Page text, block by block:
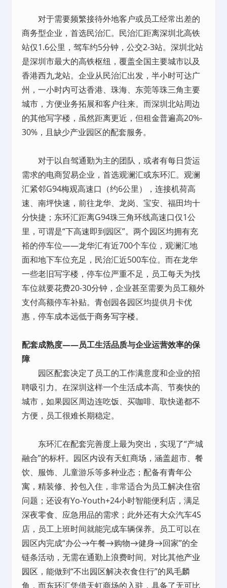
对于需要频繁接待外地客户或员工经常出差的
商务型企业，首选民治汇。民治汇距离深圳北高铁
站仅1.6公里，驾车约5分钟，公交2-3站。深圳北站
是深圳市最大的高铁枢纽，覆盖全国主要城市以及
香港西九龙站。企业从民治汇出发，半小时可达广
州，一小时内可达香港、珠海、东莞等珠三角主要
城市，方便业务拓展和客户往来。而深圳北站周边
的其他写字楼，虽然距离更近，但租金普遍高20%-
30%，且缺少产业园区的配套服务。
对于以自驾通勤为主的团队，或者有每日货运
需求的电商贸易企业，首选观澜汇或东环汇。观澜
汇紧邻G94梅观高速口（约6公里），连接机荷高
速、南坪快速，前往龙华、龙岗、宝安、福田均十
分快捷；东环汇距离G94珠三角环线高速口仅1公
里，可谓是“下高速即到园区”。两个园区均拥有充
裕的停车位——龙华汇有近700个车位，观澜汇地
面和地下车位充足，民治汇近500车位。而在龙华
一些老旧写字楼，停车位严重不足，员工每天为找
车位就要花费20-30分钟，企业甚至需要为员工额外
支付高额停车补贴。青创园各园区均提供月卡优
惠，停车成本远低于商务写字楼。
配套成熟度——员工生活品质与企业运营效率的保
障
园区配套决定了员工的工作满意度和企业的招
聘吸引力。在深圳这样一个生活成本高、节奏快的
城市，如果园区周边连吃饭、买咖啡、取快递都不
方便，员工很难长期稳定。
东环汇在配套完善度上最为突出，实现了“产城
融合”的标杆。园区内设有天虹商场，涵盖超市、餐
饮、服饰、儿童游乐等多种业态；配备有青年公
寓 ，精装修、拎包入住，非常适合为员工解决住宿
问题；还设有Yo-Youth+24小时智能便利店，满足
深夜零食、应急用品的需求；此外还有大众汽车4S
店，员工上班时间就能完成车辆保养。员工可以在
园区内完成“办公→午餐→购物→健身→回家”的全
链条活动，无需在通勤上浪费时间。对比其他产业
园区 ，能做到“不出园区解决衣食住行”的凤毛麟
角，而东环汇凭借天虹商场的入驻，具备了无可比